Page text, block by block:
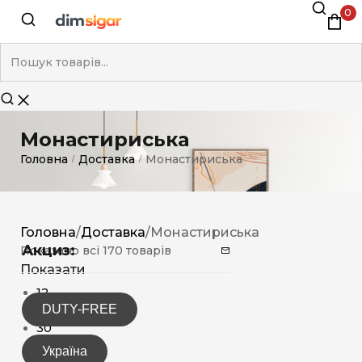
0
Монастириська
Головна / Доставка / Монастириська
Акциз:
DUTY-FREE
Україна
Головна/Доставка/Монастириська
Показано всі 170 товарів
Показати
12
15
30